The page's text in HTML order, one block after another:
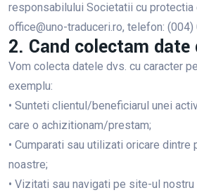
responsabilului Societatii cu protectia
office@uno-traduceri.ro, telefon: (004)
2. Cand colectam date
Vom colecta datele dvs. cu caracter
exemplu:
• Sunteti clientul/beneficiarul unei
care o achizitionam/prestam;
• Cumparati sau utilizati oricare
noastre;
• Vizitati sau navigati pe site-ul